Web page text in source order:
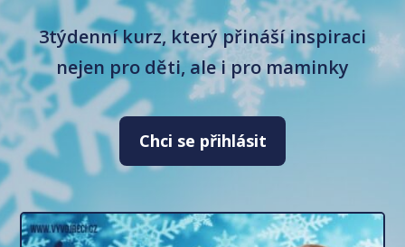
3týdenní kurz, který přináší inspiraci
nejen pro děti, ale i pro maminky
Chci se přihlásit